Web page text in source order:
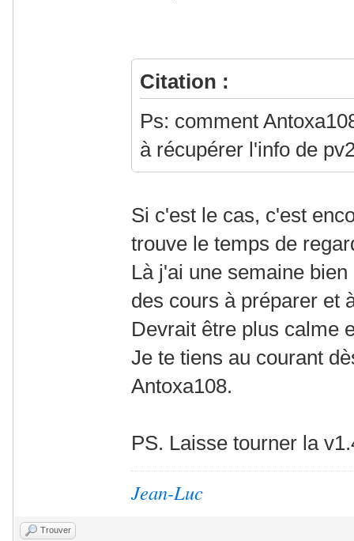
Citation :
Ps: comment
à récupérer l'info de
Si c'est le cas, c'est
trouve le temps de
Là j'ai une semaine
des cours à préparer et
Devrait être plus calme
Je te tiens au courant
Antoxa108.
PS. Laisse tourner la
Jean-Luc
Trouver